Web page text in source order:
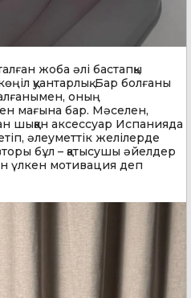
жоба әлі бастапқы
қуантарлық. Бар болғаны
оның
мағына бар. Мәселен,
шыққан аксессуар Испанияда
әлеуметтік желілерде
бұл – қатысушы әйелдер
үлкен мотивация деп